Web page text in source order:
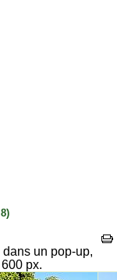
un pop-up,
px.